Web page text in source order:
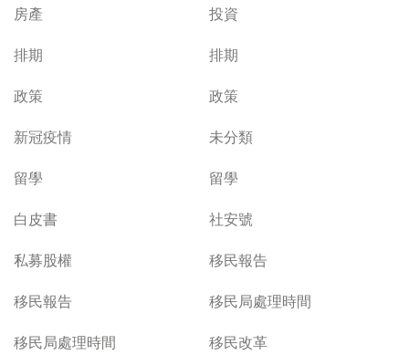
房產
投資
排期
排期
政策
政策
新冠疫情
未分類
留學
留學
白皮書
社安號
私募股權
移民報告
移民報告
移民局處理時間
移民局處理時間
移民改革